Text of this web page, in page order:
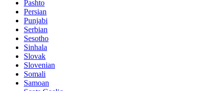
Pashto
Persian
Punjabi
Serbian
Sesotho
Sinhala
Slovak
Slovenian
Somali
Samoan